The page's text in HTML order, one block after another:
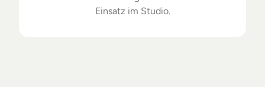
Einsatz im Studio.